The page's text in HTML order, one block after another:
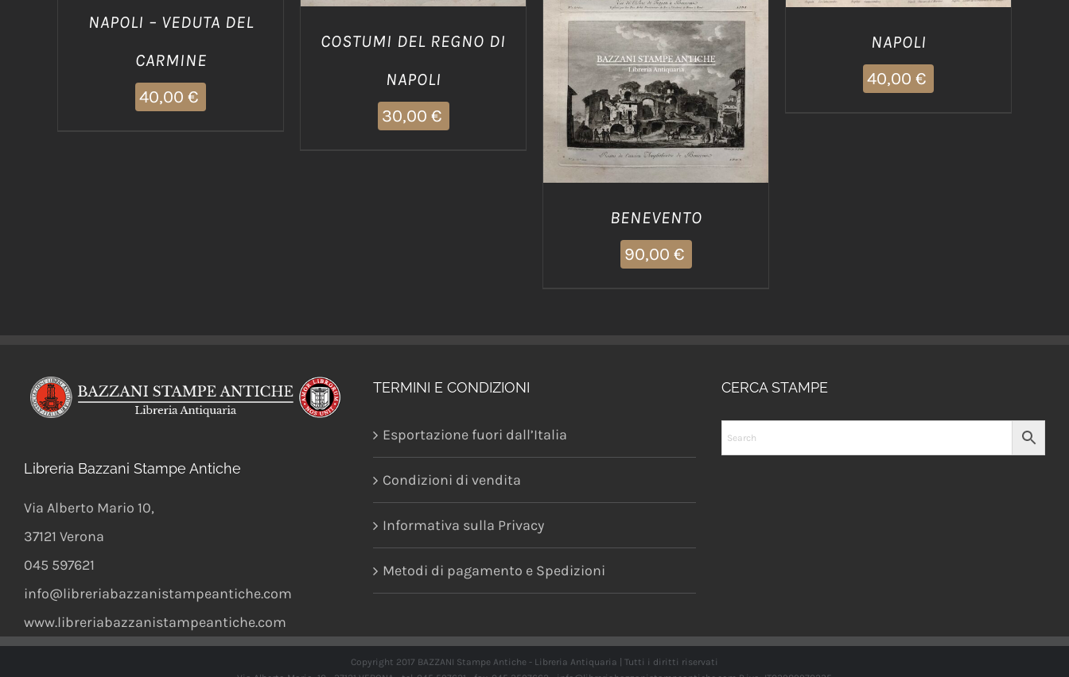
NAPOLI – VEDUTA DEL
CARMINE
40,00 €
COSTUMI DEL REGNO DI
NAPOLI
30,00 €
AGGIUNGI AL CARRELLO
/
DETTAGLI
BENEVENTO
90,00 €
NAPOLI
40,00 €
Libreria Bazzani Stampe Antiche
Via Alberto Mario 10,
37121 Verona
045 597621
info@libreriabazzanistampeantiche.com
www.libreriabazzanistampeantiche.com
TERMINI E CONDIZIONI
Esportazione fuori dall’Italia
Condizioni di vendita
Informativa sulla Privacy
Metodi di pagamento e Spedizioni
CERCA STAMPE
Copyright 2017 BAZZANI Stampe Antiche - Libreria Antiquaria | Tutti i diritti riservati